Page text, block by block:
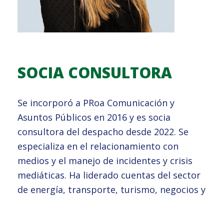
SOCIA CONSULTORA
Se incorporó a PRoa Comunicación y
Asuntos Públicos en 2016 y es socia
consultora del despacho desde 2022. Se
especializa en el relacionamiento con
medios y el manejo de incidentes y crisis
mediáticas. Ha liderado cuentas del sector
de energía, transporte, turismo, negocios y